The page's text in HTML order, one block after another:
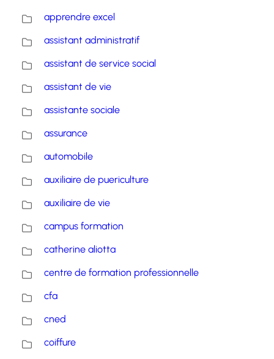
apprendre excel
assistant administratif
assistant de service social
assistant de vie
assistante sociale
assurance
automobile
auxiliaire de puericulture
auxiliaire de vie
campus formation
catherine aliotta
centre de formation professionnelle
cfa
cned
coiffure